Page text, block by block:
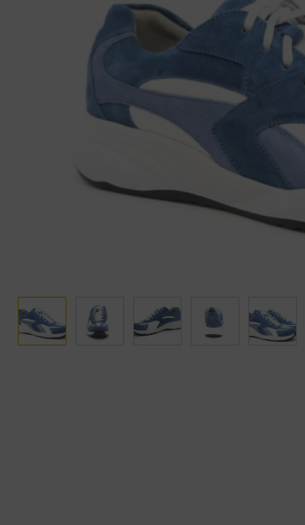
Verbandschoenen (externe website)
Lowa
Meindl